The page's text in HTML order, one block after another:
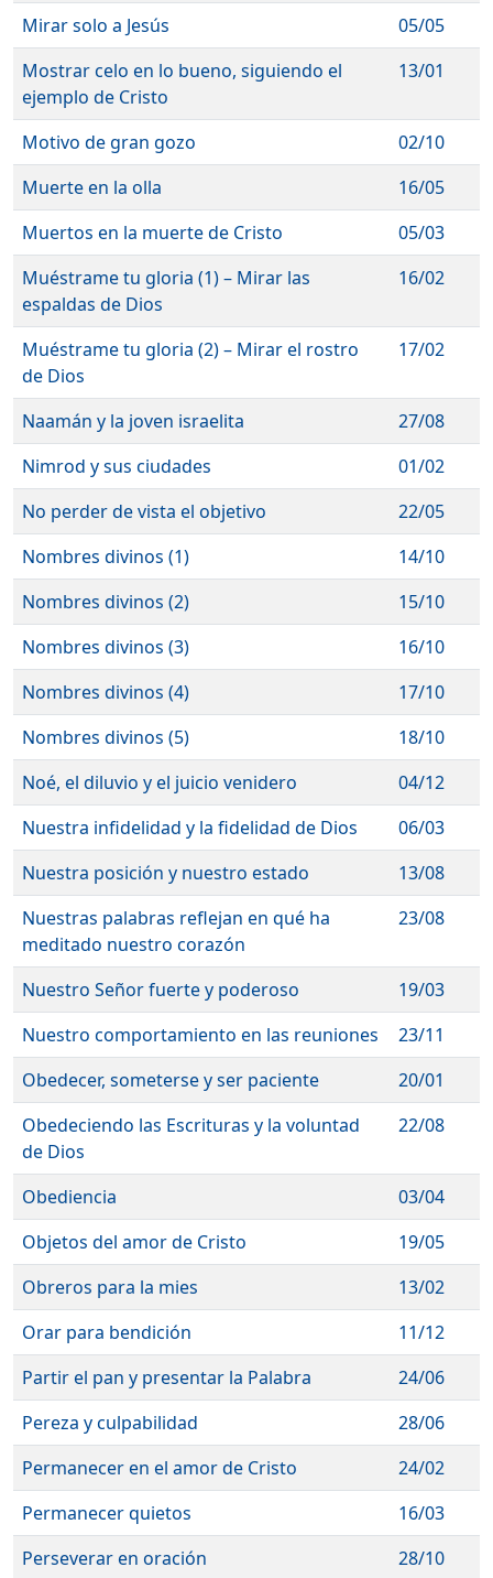
Mirar solo a Jesús
05/05
Mostrar celo en lo bueno, siguiendo el
ejemplo de Cristo
13/01
Motivo de gran gozo
02/10
Muerte en la olla
16/05
Muertos en la muerte de Cristo
05/03
Muéstrame tu gloria (1) – Mirar las
espaldas de Dios
16/02
Muéstrame tu gloria (2) – Mirar el rostro
de Dios
17/02
Naamán y la joven israelita
27/08
Nimrod y sus ciudades
01/02
No perder de vista el objetivo
22/05
Nombres divinos (1)
14/10
Nombres divinos (2)
15/10
Nombres divinos (3)
16/10
Nombres divinos (4)
17/10
Nombres divinos (5)
18/10
Noé, el diluvio y el juicio venidero
04/12
Nuestra infidelidad y la fidelidad de Dios
06/03
Nuestra posición y nuestro estado
13/08
Nuestras palabras reflejan en qué ha
meditado nuestro corazón
23/08
Nuestro Señor fuerte y poderoso
19/03
Nuestro comportamiento en las reuniones
23/11
Obedecer, someterse y ser paciente
20/01
Obedeciendo las Escrituras y la voluntad
de Dios
22/08
Obediencia
03/04
Objetos del amor de Cristo
19/05
Obreros para la mies
13/02
Orar para bendición
11/12
Partir el pan y presentar la Palabra
24/06
Pereza y culpabilidad
28/06
Permanecer en el amor de Cristo
24/02
Permanecer quietos
16/03
Perseverar en oración
28/10